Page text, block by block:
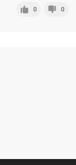
0 0